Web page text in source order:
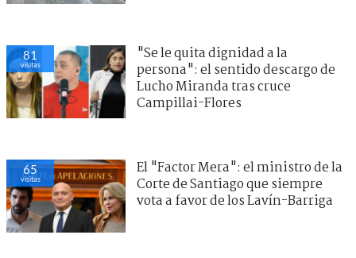
81
visitas
"Se le quita dignidad a la
persona": el sentido descargo de
Lucho Miranda tras cruce
Campillai-Flores
65
visitas
El "Factor Mera": el ministro de la
Corte de Santiago que siempre
vota a favor de los Lavín-Barriga